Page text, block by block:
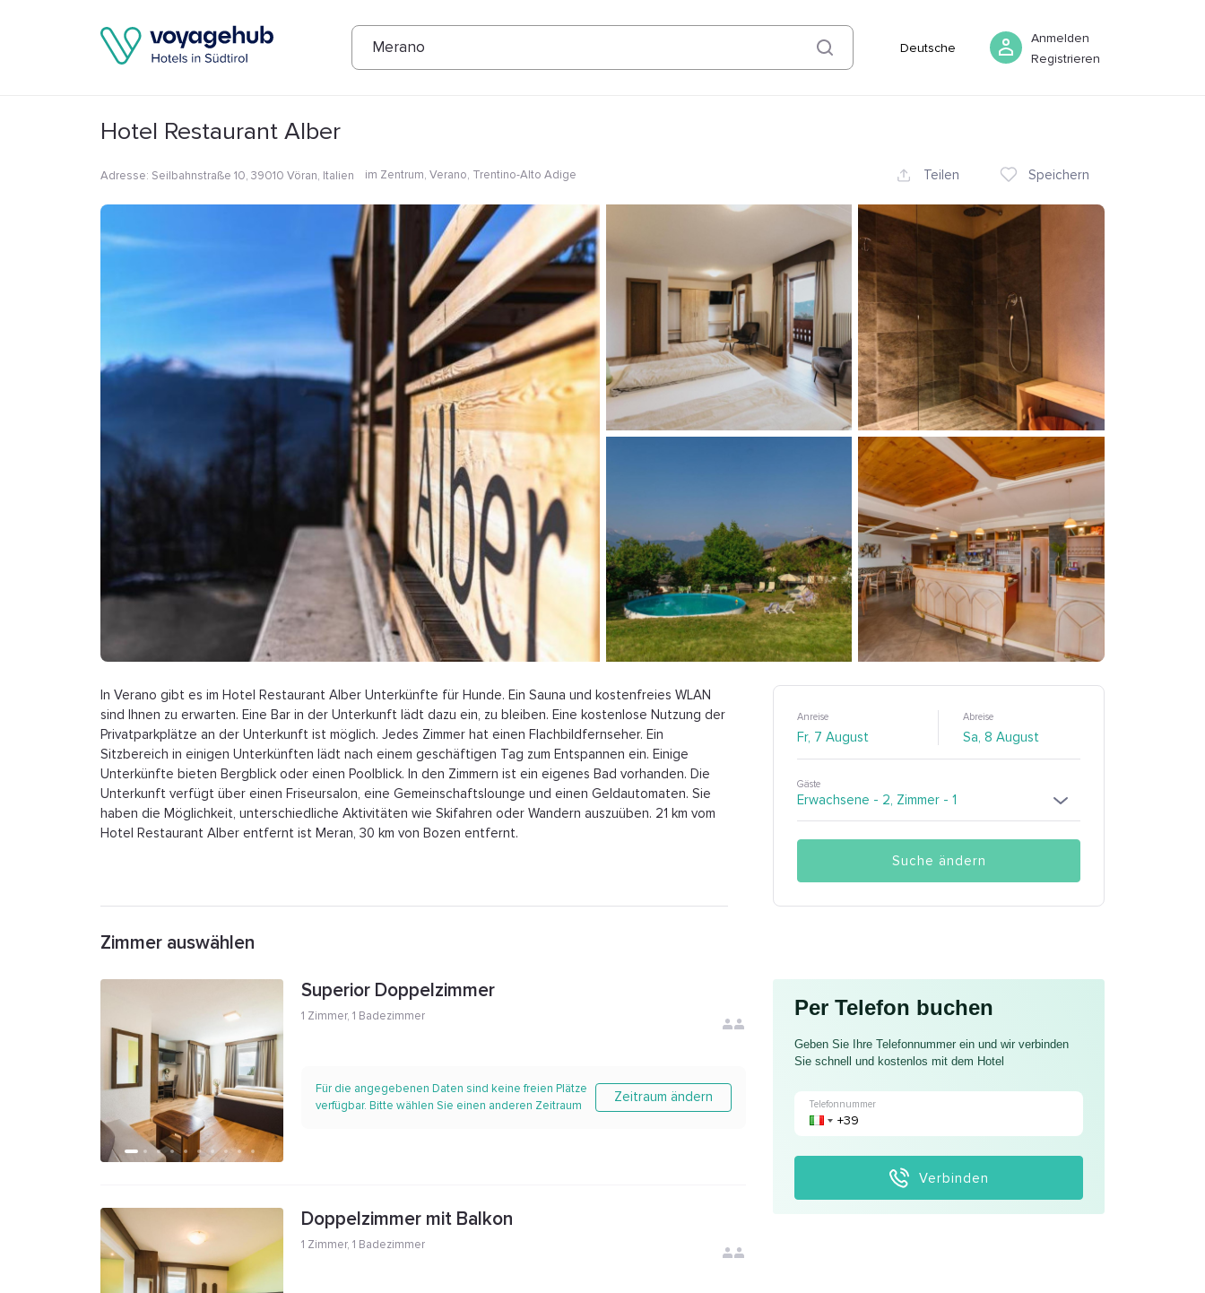
Merano Deutsche
Anmelden
Registrieren
Fotos Annehmlichkeiten 07 August Buchen
Hotel Restaurant Alber
Adresse: Seilbahnstraße 10, 39010 Vöran, Italien im Zentrum, Verano, Trentino-Alto Adige Teilen Speichern
In Verano gibt es im Hotel Restaurant Alber Unterkünfte für Hunde. Ein Sauna und kostenfreies WLAN
sind Ihnen zu erwarten. Eine Bar in der Unterkunft lädt dazu ein, zu bleiben. Eine kostenlose Nutzung der
Privatparkplätze an der Unterkunft ist möglich. Jedes Zimmer hat einen Flachbildfernseher. Ein
Sitzbereich in einigen Unterkünften lädt nach einem geschäftigen Tag zum Entspannen ein. Einige
Unterkünfte bieten Bergblick oder einen Poolblick. In den Zimmern ist ein eigenes Bad vorhanden. Die
Unterkunft verfügt über einen Friseursalon, eine Gemeinschaftslounge und einen Geldautomaten. Sie
haben die Möglichkeit, unterschiedliche Aktivitäten wie Skifahren oder Wandern auszuüben. 21 km vom
Hotel Restaurant Alber entfernt ist Meran, 30 km von Bozen entfernt.
Anreise Abreise
Gäste
Suche ändern
Zimmer auswählen
Superior Doppelzimmer
1 Zimmer, 1 Badezimmer
Für die angegebenen Daten sind keine freien Plätze
verfügbar. Bitte wählen Sie einen anderen Zeitraum
Zeitraum ändern
Doppelzimmer mit Balkon
1 Zimmer, 1 Badezimmer
Per Telefon buchen
Geben Sie Ihre Telefonnummer ein und wir verbinden
Sie schnell und kostenlos mit dem Hotel
Telefonnummer
Verbinden